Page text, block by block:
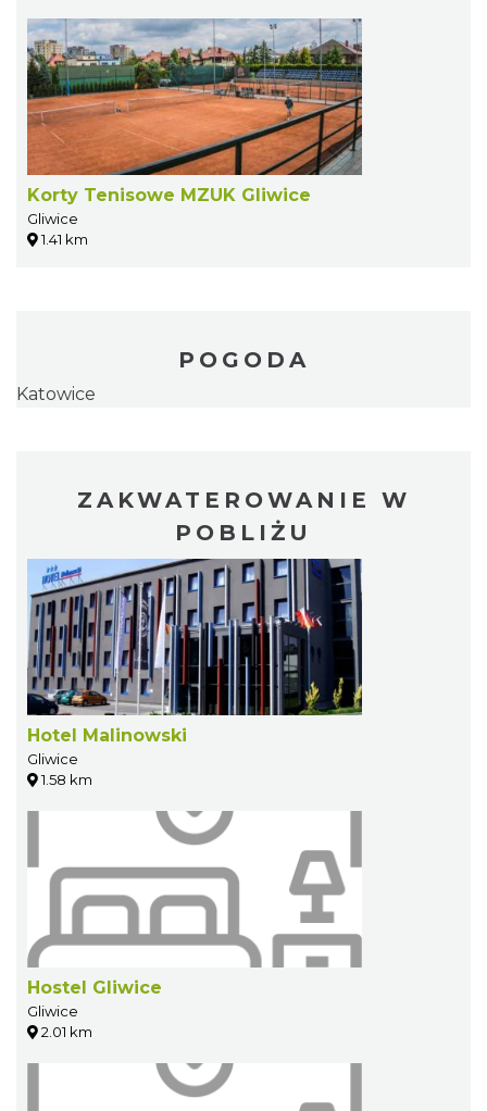
Korty Tenisowe MZUK Gliwice
Gliwice
1.41 km
POGODA
Katowice
ZAKWATEROWANIE W
POBLIŻU
Hotel Malinowski
Gliwice
1.58 km
Hostel Gliwice
Gliwice
2.01 km